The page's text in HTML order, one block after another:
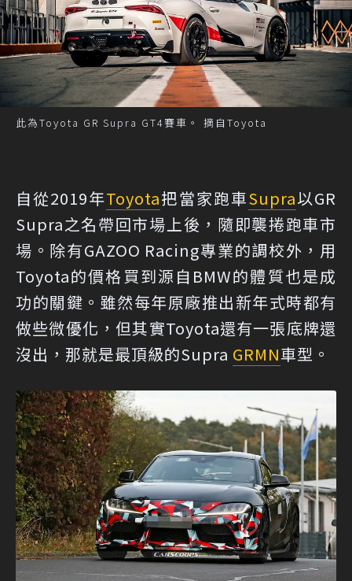
此為Toyota GR Supra GT4賽車。 摘自Toyota
自從2019年Toyota把當家跑車Supra以GR
Supra之名帶回市場上後，隨即襲捲跑車市
場。除有GAZOO Racing專業的調校外，用
Toyota的價格買到源自BMW的體質也是成
功的關鍵。雖然每年原廠推出新年式時都有
做些微優化，但其實Toyota還有一張底牌還
沒出，那就是最頂級的Supra GRMN車型。